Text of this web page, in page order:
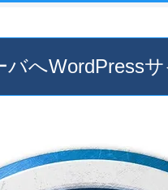
バへWordPress